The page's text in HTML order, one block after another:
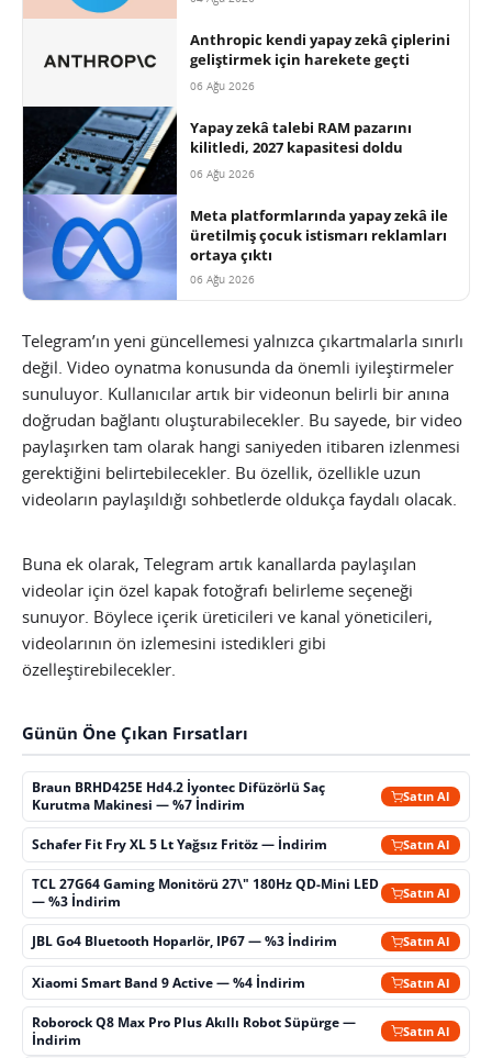
Anthropic kendi yapay zekâ çiplerini
geliştirmek için harekete geçti
06 Ağu 2026
Yapay zekâ talebi RAM pazarını
kilitledi, 2027 kapasitesi doldu
06 Ağu 2026
Meta platformlarında yapay zekâ ile
üretilmiş çocuk istismarı reklamları
ortaya çıktı
06 Ağu 2026
Telegram’ın yeni güncellemesi yalnızca çıkartmalarla sınırlı
değil. Video oynatma konusunda da önemli iyileştirmeler
sunuluyor. Kullanıcılar artık bir videonun belirli bir anına
doğrudan bağlantı oluşturabilecekler. Bu sayede, bir video
paylaşırken tam olarak hangi saniyeden itibaren izlenmesi
gerektiğini belirtebilecekler. Bu özellik, özellikle uzun
videoların paylaşıldığı sohbetlerde oldukça faydalı olacak.
Buna ek olarak, Telegram artık kanallarda paylaşılan
videolar için özel kapak fotoğrafı belirleme seçeneği
sunuyor. Böylece içerik üreticileri ve kanal yöneticileri,
videolarının ön izlemesini istedikleri gibi
özelleştirebilecekler.
Günün Öne Çıkan Fırsatları
Braun BRHD425E Hd4.2 İyontec Difüzörlü Saç
Kurutma Makinesi — %7 İndirim
Satın Al
Schafer Fit Fry XL 5 Lt Yağsız Fritöz — İndirim Satın Al
TCL 27G64 Gaming Monitörü 27\" 180Hz QD-Mini LED
— %3 İndirim
Satın Al
JBL Go4 Bluetooth Hoparlör, IP67 — %3 İndirim Satın Al
Xiaomi Smart Band 9 Active — %4 İndirim Satın Al
Roborock Q8 Max Pro Plus Akıllı Robot Süpürge —
İndirim
Satın Al